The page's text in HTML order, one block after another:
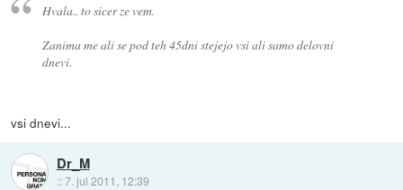
Hvala.. to sicer ze vem.
Zanima me ali se pod teh 45dni stejejo vsi ali samo delovni
dnevi.
vsi dnevi...
Dr_M
::7. jul 2011, 12:39